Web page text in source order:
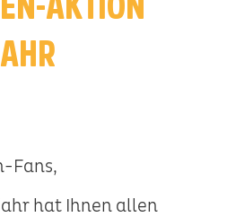
Fans,
hat Ihnen allen